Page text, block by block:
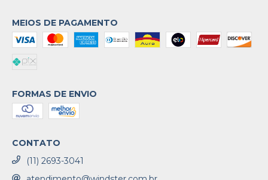
MEIOS DE PAGAMENTO
FORMAS DE ENVIO
CONTATO
(11) 2693-3041